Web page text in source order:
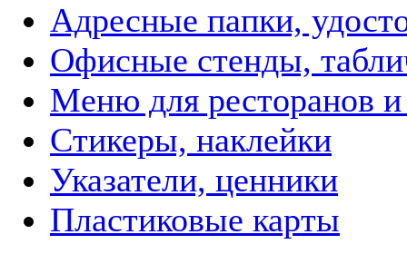
Адресные папки,
Офисные стенды,
Меню для ресторанов
Стикеры, наклейки
Указатели, ценники
Пластиковые карты